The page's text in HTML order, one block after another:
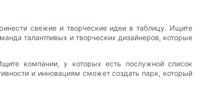
свежие и творческие идеи в таблицу. Ищите
талантливых и творческих дизайнеров, которые
компании, у которых есть послужной список
и инновациям сможет создать парк, который